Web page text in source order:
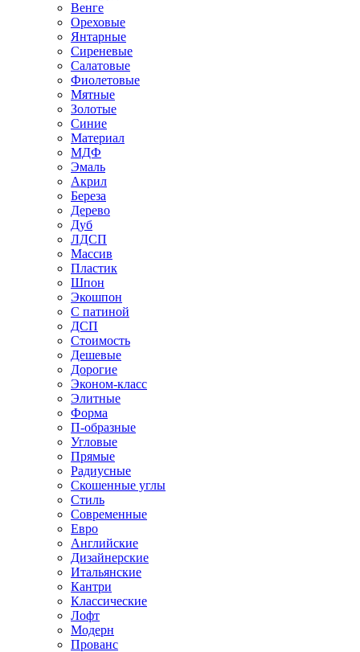
Венге
Ореховые
Янтарные
Сиреневые
Салатовые
Фиолетовые
Мятные
Золотые
Синие
Материал
МДФ
Эмаль
Акрил
Береза
Дерево
Дуб
ЛДСП
Массив
Пластик
Шпон
Экошпон
С патиной
ДСП
Стоимость
Дешевые
Дорогие
Эконом-класс
Элитные
Форма
П-образные
Угловые
Прямые
Радиусные
Скошенные углы
Стиль
Современные
Евро
Английские
Дизайнерские
Итальянские
Кантри
Классические
Лофт
Модерн
Прованс